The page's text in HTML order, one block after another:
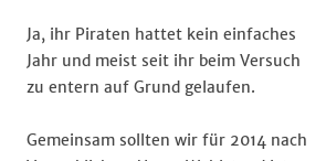
Ja, ihr Piraten hattet kein einfaches
Jahr und meist seit ihr beim Versuch
zu entern auf Grund gelaufen.
Gemeinsam sollten wir für 2014 nach